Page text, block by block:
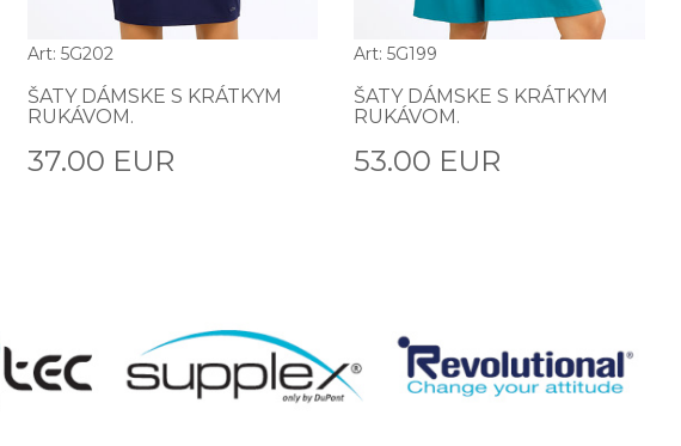
Art: 5G202
ŠATY DÁMSKE S KRÁTKYM
RUKÁVOM.
37.00 EUR
Art: 5G199
ŠATY DÁMSKE S KRÁTKYM
RUKÁVOM.
53.00 EUR